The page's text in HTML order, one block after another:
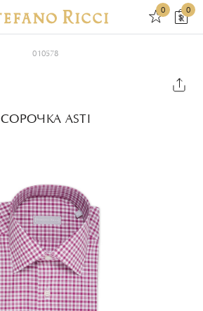
0 0
010578
СОРОЧКА ASTI